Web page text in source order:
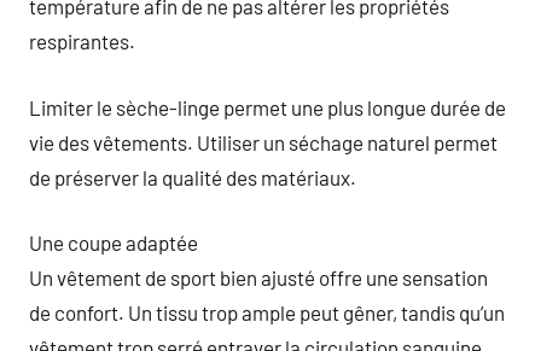
température afin de ne pas altérer les propriétés
respirantes.
Limiter le sèche-linge permet une plus longue durée de
vie des vêtements. Utiliser un séchage naturel permet
de préserver la qualité des matériaux.
Une coupe adaptée
Un vêtement de sport bien ajusté offre une sensation
de confort. Un tissu trop ample peut gêner, tandis qu’un